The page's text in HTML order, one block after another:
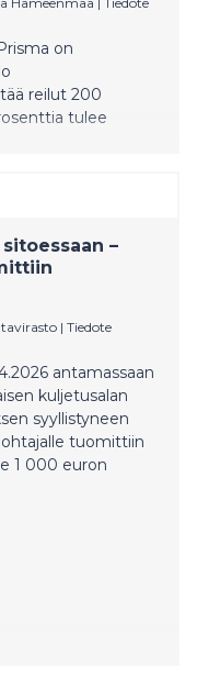
on
reilut 200
tulee
–
| Tiedote
antamassaan
kuljetusalan
syyllistyneen
tuomittiin
1 000 euron